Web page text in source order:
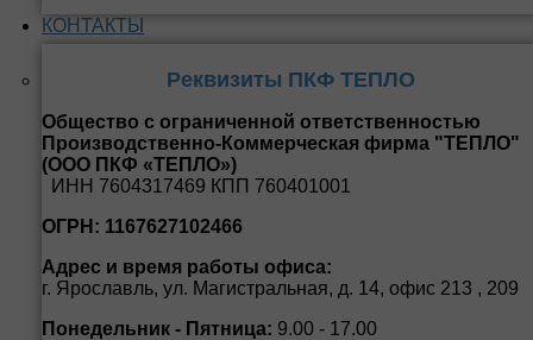
КОНТАКТЫ
Реквизиты ПКФ ТЕПЛО
Общество с ограниченной ответственностью
Производственно-Коммерческая фирма "ТЕПЛО"
(ООО ПКФ «ТЕПЛО»)
ИНН 7604317469 КПП 760401001
ОГРН: 1167627102466
Адрес и время работы офиса:
г. Ярославль, ул. Магистральная, д. 14, офис 213 , 209
Понедельник - Пятница: 9.00 - 17.00